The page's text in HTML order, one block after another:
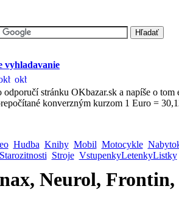
vyhladavanie
stránku OKbazar.sk a napíše o tom
konverzným kurzom 1 Euro =
Hudba Knihy Mobil Motocykle
Stroje VstupenkyLetenkyListky
Neurol,